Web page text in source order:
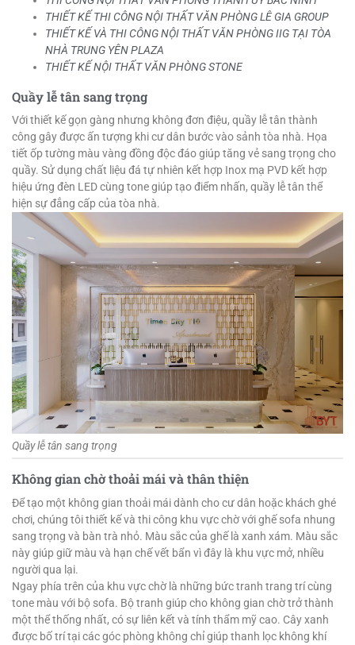
THIẾT KẾ THI CÔNG NỘI THẤT VĂN PHÒNG LÊ GIA GROUP
THIẾT KẾ VÀ THI CÔNG NỘI THẤT VĂN PHÒNG IIG TẠI TÒA
NHÀ TRUNG YÊN PLAZA
THIẾT KẾ NỘI THẤT VĂN PHÒNG STONE
Quầy lễ tân sang trọng
Với thiết kế gọn gàng nhưng không đơn điệu, quầy lễ tân thành
công gây được ấn tượng khi cư dân bước vào sảnh tòa nhà. Họa
tiết ốp tường màu vàng đồng độc đáo giúp tăng vẻ sang trọng cho
quầy. Sử dụng chất liệu đá tự nhiên kết hợp Inox mạ PVD kết hợp
hiệu ứng đèn LED cùng tone giúp tạo điểm nhấn, quầy lễ tân thể
hiện sự đẳng cấp của tòa nhà.
Quầy lễ tân sang trọng
Không gian chờ thoải mái và thân thiện
Để tạo một không gian thoải mái dành cho cư dân hoặc khách ghé
chơi, chúng tôi thiết kế và thi công khu vực chờ với ghế sofa nhung
sang trọng và bàn trà nhỏ. Màu sắc của ghế là xanh xám. Màu sắc
này giúp giữ màu và hạn chế vết bẩn vì đây là khu vực mở, nhiều
người qua lại.
Ngay phía trên của khu vực chờ là những bức tranh trang trí cùng
tone màu với bộ sofa. Bộ tranh giúp cho không gian chờ trở thành
một thể thống nhất, có sự liên kết và tính thẩm mỹ cao. Cây xanh
được bố trí tại các góc phòng không chỉ giúp thanh lọc không khí